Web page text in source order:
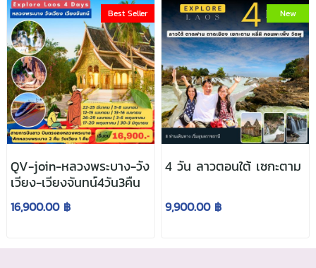
Best Seller
QV-join-หลวงพระบาง-วัง
เวียง-เวียงจันทน์4วัน3คืน
16,900.00 ฿
New
4 วัน ลาวตอนใต้ เซกะตาม
9,900.00 ฿